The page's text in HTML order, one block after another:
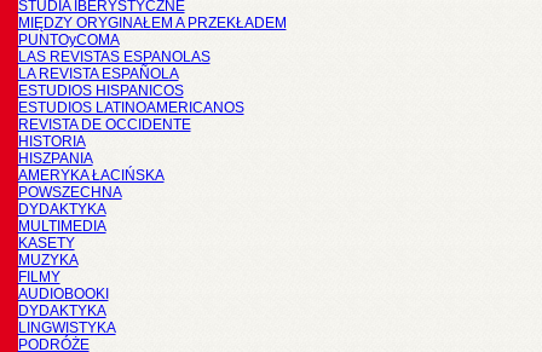
STUDIA IBERYSTYCZNE
MIĘDZY ORYGINAŁEM A PRZEKŁADEM
PUNTOyCOMA
LAS REVISTAS ESPANOLAS
LA REVISTA ESPAÑOLA
ESTUDIOS HISPANICOS
ESTUDIOS LATINOAMERICANOS
REVISTA DE OCCIDENTE
HISTORIA
HISZPANIA
AMERYKA ŁACIŃSKA
POWSZECHNA
DYDAKTYKA
MULTIMEDIA
KASETY
MUZYKA
FILMY
AUDIOBOOKI
DYDAKTYKA
LINGWISTYKA
PODRÓŻE